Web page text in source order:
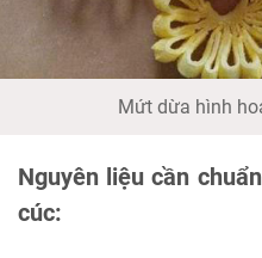
Mứt dừa hình
Nguyên liệu cần
cúc: